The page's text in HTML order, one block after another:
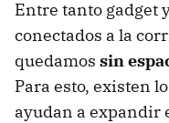
Entre tanto gadget
conectados a la
quedamos sin
Para esto, existen
ayudan a expandir